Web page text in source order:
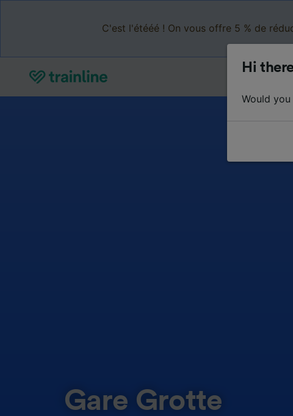
C'est l'étééé ! On vous offre 5 % de
Gare Grotte
Hi
Would